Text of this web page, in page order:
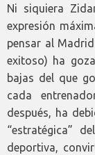
Ni siquiera
expresión
pensar al
exitoso) ha
bajas del que
cada
después, ha
“estratégica”
deportiva,